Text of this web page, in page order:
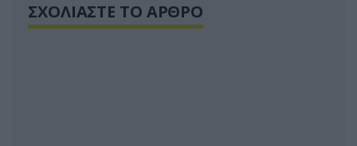
ΣΧΟΛΙΑΣΤΕ ΤΟ ΑΡΘΡΟ